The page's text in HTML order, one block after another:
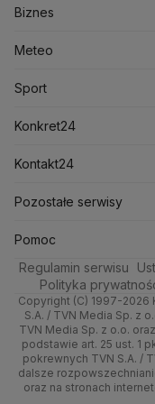
Kryptowaluty
Lotnisko Chopina
Mariusz Błaszczak
Mark Zuckerberg
Ministerstwo Aktywów
Ministerstwo
Ministerstwo Rolnictwa
Ministerstwo Rozwoju
Ministerstwo Sportu i
Ministerstwo Cyfryzacji
Ministerstwo Edukacji
Ministerstwo Finansów
Ministerstwo Klimatu i
Ministerstwo Nauki i
Biznes
Meteo
Sport
Zdrowie
Technologia
Quizy
Tematy
Podcasty
Artykuły
Newslettery
Fakty po Faktach
Fakty o Świecie
Ludzie Faktów
Warszawa
Łódź
Katowice
Kraków
Poznań
Trójmiasto
Kielce
Kujawsko-pomorskie
Lublin
Lubuskie
Biznes
Najnowsze
Notowania
Pieniądze
Nieruchomości
Rynki
Dla firm
Handel
Ze świata
Tech
Moto
Meteo
Pogoda godzinowa
Pogoda
Pogoda na jutro
Pogoda na weekend
Najnowsze
Polska
Prognoza
Świat
Nauka
Sport
Piłka Nożna
Tenis
Kolarstwo
Skoki Narciarskie
Sporty zimowe
Lekkoatletyka
Siatkówka
F1
Konkret24
Najnowsze
Polska
Świat
Polityka
Zdrowie
Tech
Nauka
Kontakt24
Najnowsze
Gorące Tematy
Wyślij zgłoszenie
Pozostałe serwisy
TVN
Dzień Dobry TVN
Uwaga TVN
HGTV
TVN Turbo
Pomoc
Centrum pomocy
Test zgodności
Oglądaj na TV
Zrealizuj voucher
Regulamin serwisu
Polityka
Copyright (C) 1997-2026
S.A. / TVN Media Sp. z
TVN Media Sp. z o.o.
podstawie art. 25 ust. 1
pokrewnych TVN S.A. /
dalsze
oraz na stronach